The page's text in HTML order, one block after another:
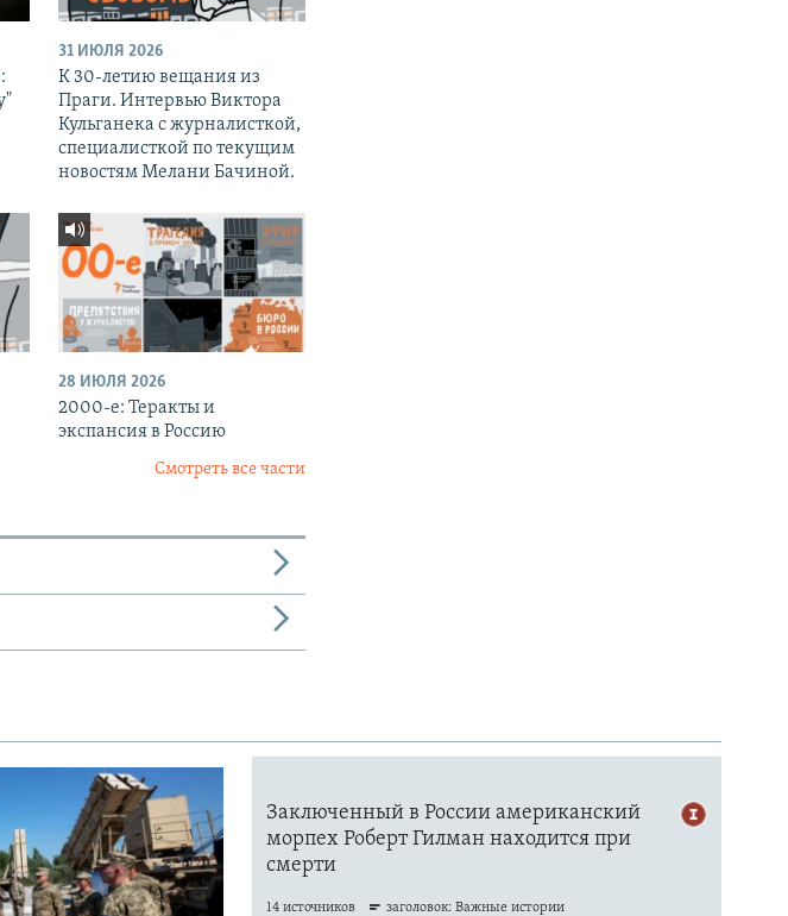
31 ИЮЛЯ 2026
К 30-летию вещания из
Праги. Интервью Виктора
Кульганека с журналисткой,
специалисткой по текущим
новостям Мелани Бачиной.
28 ИЮЛЯ 2026
2000-е: Теракты и
экспансия в Россию
Смотреть все части